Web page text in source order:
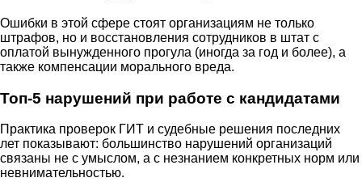
Ошибки в этой сфере стоят организациям не только
штрафов, но и восстановления сотрудников в штат с
оплатой вынужденного прогула (иногда за год и более), а
также компенсации морального вреда.
Топ-5 нарушений при работе с кандидатами
Практика проверок ГИТ и судебные решения последних
лет показывают: большинство нарушений организаций
связаны не с умыслом, а с незнанием конкретных норм или
невнимательностью.